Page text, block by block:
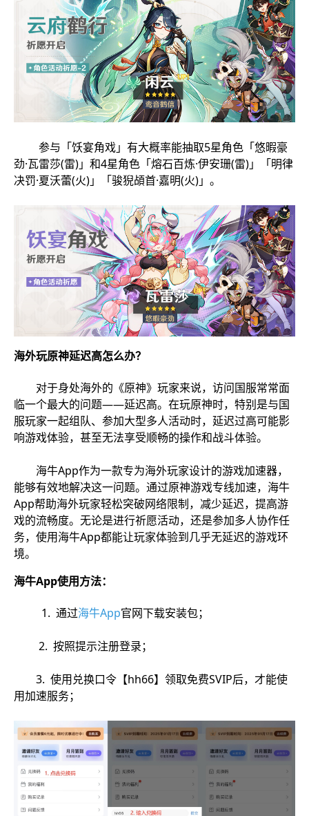
参与「饫宴角戏」有大概率能抽取5星角色「悠暇豪
劲·瓦雷莎(雷)」和4星角色「熔石百炼·伊安珊(雷)」「明律
决罚·夏沃蕾(火)」「骏猊頕首·嘉明(火)」。
海外玩原神延迟高怎么办？
对于身处海外的《原神》玩家来说，访问国服常常面
临一个最大的问题——延迟高。在玩原神时，特别是与国
服玩家一起组队、参加大型多人活动时，延迟过高可能影
响游戏体验，甚至无法享受顺畅的操作和战斗体验。
海牛App作为一款专为海外玩家设计的游戏加速器，
能够有效地解决这一问题。通过原神游戏专线加速，海牛
App帮助海外玩家轻松突破网络限制，减少延迟，提高游
戏的流畅度。无论是进行祈愿活动，还是参加多人协作任
务，使用海牛App都能让玩家体验到几乎无延迟的游戏环
境。
海牛App使用方法：
1. 通过海牛App官网下载安装包；
2. 按照提示注册登录；
3. 使用兑换口令【hh66】领取免费SVIP后，才能使
用加速服务；